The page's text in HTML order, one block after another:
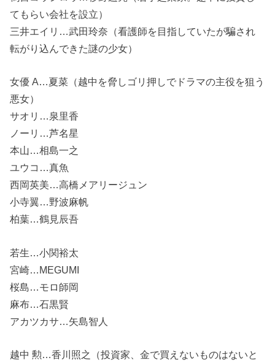
てもらい会社を設立）
三井エイリ…武田玲奈（看護師を目指していたが騙され
転がり込んできた謎の少女）
女優 A…夏菜（越中を脅しゴリ押しでドラマの主役を狙う
悪女）
サオリ…泉里香
ノーリ…芦名星
本山…相島一之
ユウコ…真魚
西岡英美…高橋メアリージュン
小寺翼…野波麻帆
柏葉…鶴見辰吾
若生…小関裕太
宮崎…MEGUMI
桜島…モロ師岡
麻布…石黒賢
アカツカサ…矢島智人
越中 勲…香川照之（投資家、金で買えないものはないと